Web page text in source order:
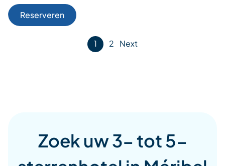
Reserveren
1 2 Next
Zoek uw 3- tot 5-